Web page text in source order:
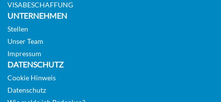
AUSWÄHLEN
VISABESCHAFFUNG
UNTERNEHMEN
Stellen
Unser Team
Impressum
DATENSCHUTZ
Cookie Hinweis
Datenschutz